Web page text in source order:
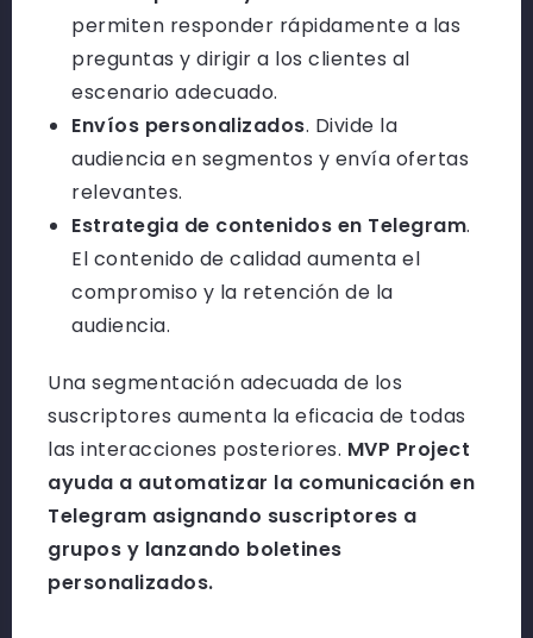
permiten responder rápidamente a las
preguntas y dirigir a los clientes al
escenario adecuado.
Envíos personalizados. Divide la
audiencia en segmentos y envía ofertas
relevantes.
Estrategia de contenidos en Telegram.
El contenido de calidad aumenta el
compromiso y la retención de la
audiencia.
Una segmentación adecuada de los
suscriptores aumenta la eficacia de todas
las interacciones posteriores. MVP Project
ayuda a automatizar la comunicación en
Telegram asignando suscriptores a
grupos y lanzando boletines
personalizados.